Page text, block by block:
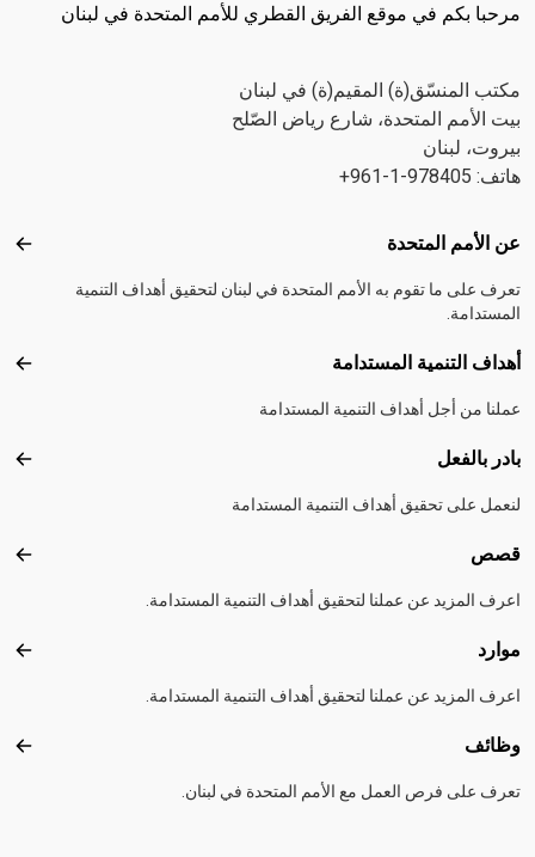
مرحبا بكم في موقع الفريق القطري للأمم المتحدة في لبنان
مكتب المنسّق(ة) المقيم(ة) في لبنان
بيت الأمم المتحدة، شارع رياض الصّلح
بيروت، لبنان
هاتف: 978405-1-961+
Footer menu
عن الأمم المتحدة عن
تعرف على ما تقوم به الأمم المتحدة في لبنان لتحقيق أهداف التنمية
المستدامة.
أهداف التنمية المستدامة
عملنا من أجل أهداف التنمية المستدامة
بادر بالفعل
لنعمل على تحقيق أهداف التنمية المستدامة
قصص
اعرف المزيد عن عملنا لتحقيق أهداف التنمية المستدامة.
موارد
اعرف المزيد عن عملنا لتحقيق أهداف التنمية المستدامة.
وظائف
تعرف على فرص العمل مع الأمم المتحدة في لبنان.